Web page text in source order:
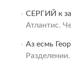
СЕРГИЙ к
Атлантис.
Аз есмь
Разделении.